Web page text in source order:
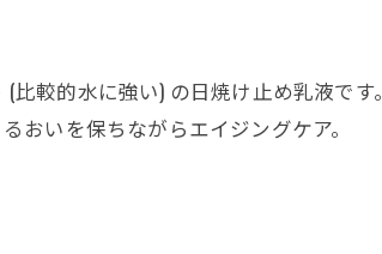
較的水に強い) の日焼け止め乳液です。
おいを保ちながらエイジングケア。